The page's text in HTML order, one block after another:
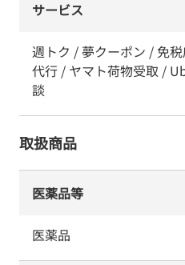
サービス
週トク / 夢クーポン / 免
代行 / ヤマト荷物受取 /
談
取扱商品
医薬品等
医薬品